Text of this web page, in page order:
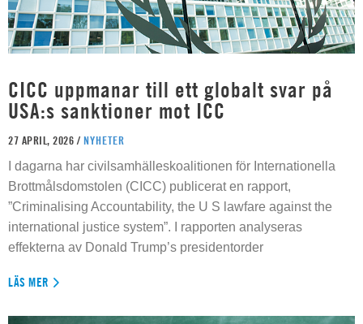
CICC uppmanar till ett globalt svar på
USA:s sanktioner mot ICC
27 APRIL, 2026 / NYHETER
I dagarna har civilsamhälleskoalitionen för Internationella
Brottmålsdomstolen (CICC) publicerat en rapport,
”Criminalising Accountability, the U S lawfare against the
international justice system”. I rapporten analyseras
effekterna av Donald Trump’s presidentorder
LÄS MER